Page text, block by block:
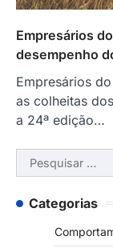
Empresários
desempenho
Empresários
as colheitas
a 24ª edição…
Pesquisar
por:
Categorias